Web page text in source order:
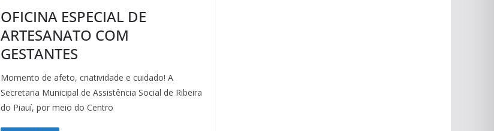
OFICINA ESPECIAL DE
ARTESANATO COM
GESTANTES
Momento de afeto, criatividade e cuidado! ​A
Secretaria Municipal de Assistência Social de Ribeira
do Piauí, por meio do Centro